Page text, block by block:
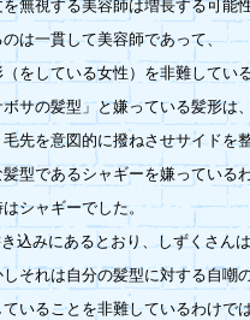
無視する美容師は増長する可能
は一貫して美容師であって、
をしている女性）を非難してい
サの髪型」と嫌っている髪形は
先を意図的に撥ねさせサイドを
型であるシャギーを嫌っている
シャギーでした。
込みにあるとおり、しずくさん
それは自分の髪型に対する自嘲
いることを非難しているわけで